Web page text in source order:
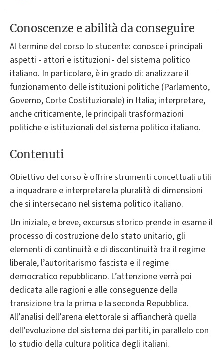
Conoscenze e abilità da conseguire
Al termine del corso lo studente: conosce i principali
aspetti - attori e istituzioni - del sistema politico
italiano. In particolare, è in grado di: analizzare il
funzionamento delle istituzioni politiche (Parlamento,
Governo, Corte Costituzionale) in Italia; interpretare,
anche criticamente, le principali trasformazioni
politiche e istituzionali del sistema politico italiano.
Contenuti
Obiettivo del corso è offrire strumenti concettuali utili
a inquadrare e interpretare la pluralità di dimensioni
che si intersecano nel sistema politico italiano.
Un iniziale, e breve, excursus storico prende in esame il
processo di costruzione dello stato unitario, gli
elementi di continuità e di discontinuità tra il regime
liberale, l’autoritarismo fascista e il regime
democratico repubblicano. L’attenzione verrà poi
dedicata alle ragioni e alle conseguenze della
transizione tra la prima e la seconda Repubblica.
All’analisi dell’arena elettorale si affiancherà quella
dell’evoluzione del sistema dei partiti, in parallelo con
lo studio della cultura politica degli italiani.